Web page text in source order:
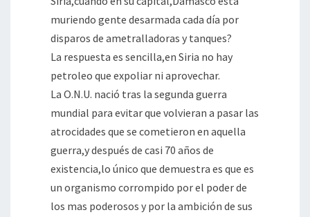
muriendo gente desarmada cada día por
disparos de ametralladoras y tanques?
La respuesta es sencilla,en Siria no hay
petroleo que expoliar ni aprovechar.
La O.N.U. nació tras la segunda guerra
mundial para evitar que volvieran a pasar las
atrocidades que se cometieron en aquella
guerra,y después de casi 70 años de
existencia,lo único que demuestra es que es
un organismo corrompido por el poder de
los mas poderosos y por la ambición de sus